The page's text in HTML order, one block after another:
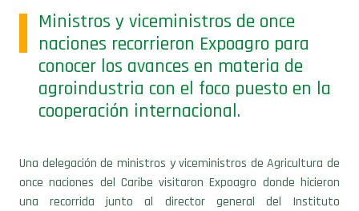
cooperación internacional.
Una delegación de ministros y viceministros de Agricultura de
once naciones del Caribe visitaron Expoagro donde hicieron
una recorrida junto al director general del Instituto
Ganadería de la Cámara de Diputados de la Nación Argentina,
Atilio Benedetti.